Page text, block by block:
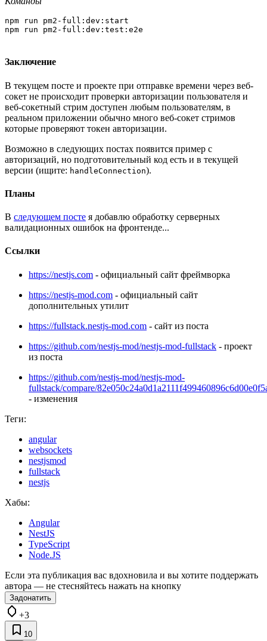
npm run pm2-full:dev:start
Заключение
В текущем посте и проекте при отправке времени через веб-
сокет не происходит проверки авторизации пользователя и
веб-сокетный стрим доступен любым пользователям, в
реальном приложении обычно много веб-сокет стримов
которые проверяют токен авторизации.
Возможно в следующих постах появится пример с
авторизаций, но подготовительный код есть и в текущей
версии (ищите: handleConnection).
Планы
В следующем посте я добавлю обработку серверных
валидационных ошибок на фронтенде...
Ссылки
https://nestjs.com - официальный сайт фреймворка
https://nestjs-mod.com - официальный сайт
дополнительных утилит
https://fullstack.nestjs-mod.com - сайт из поста
https://github.com/nestjs-mod/nestjs-mod-fullstack - проект
из поста
https://github.com/nestjs-mod/nestjs-mod-
fullstack/compare/
- изменения
Теги:
angular
websockets
nestjsmod
fullstack
nestjs
Хабы:
Angular
NestJS
TypeScript
Node.JS
Если эта публикация вас вдохновила и вы хотите поддержать
автора — не стесняйтесь нажать на кнопку
Задонатить
+3
10